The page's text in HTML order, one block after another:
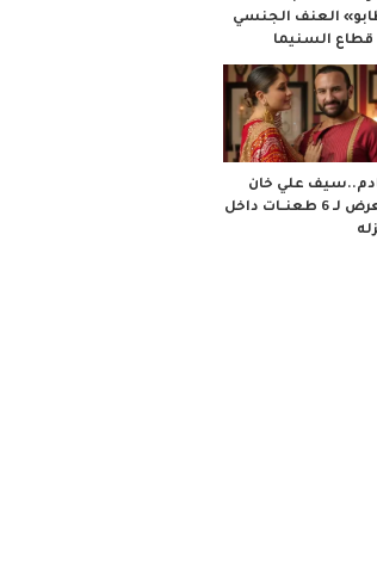
العنف الجنسي
قطاع السنيما
علي خان
يتعرض لـ 6 طعنــات داخل